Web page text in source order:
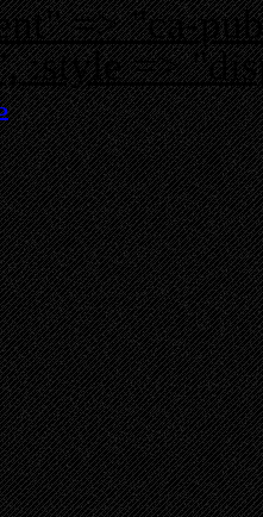
=> "ca-
:style =>